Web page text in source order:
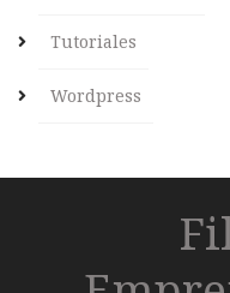
Tutoriales
Wordpress